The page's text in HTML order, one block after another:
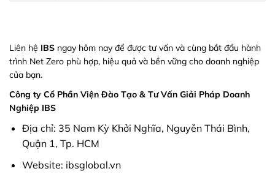
Liên hệ IBS ngay hôm nay để được tư vấn và cùng bắt đầu hành
trình Net Zero phù hợp, hiệu quả và bền vững cho doanh nghiệp
của bạn.
Công ty Cổ Phần Viện Đào Tạo & Tư Vấn Giải Pháp Doanh
Nghiệp IBS
Địa chỉ: 35 Nam Kỳ Khởi Nghĩa, Nguyễn Thái Bình,
Quận 1, Tp. HCM
Website: ibsglobal.vn